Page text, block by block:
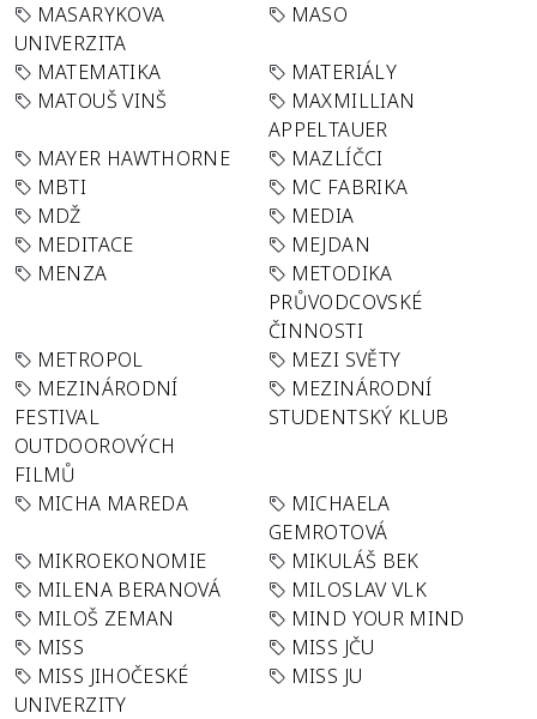
MASARYKOVA
UNIVERZITA
MASO
MATEMATIKA
MATERIÁLY
MATOUŠ VINŠ
MAXMILLIAN
APPELTAUER
MAYER HAWTHORNE
MAZLÍČCI
MBTI
MC FABRIKA
MDŽ
MEDIA
MEDITACE
MEJDAN
MENZA
METODIKA
PRŮVODCOVSKÉ
ČINNOSTI
METROPOL
MEZI SVĚTY
MEZINÁRODNÍ
FESTIVAL
OUTDOOROVÝCH
FILMŮ
MEZINÁRODNÍ
STUDENTSKÝ KLUB
MICHA MAREDA
MICHAELA
GEMROTOVÁ
MIKROEKONOMIE
MIKULÁŠ BEK
MILENA BERANOVÁ
MILOSLAV VLK
MILOŠ ZEMAN
MIND YOUR MIND
MISS
MISS JČU
MISS JIHOČESKÉ
UNIVERZITY
MISS JU